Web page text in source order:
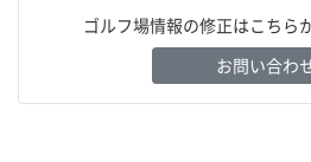
ゴルフ場情報の修正はこちら
お問い合わ